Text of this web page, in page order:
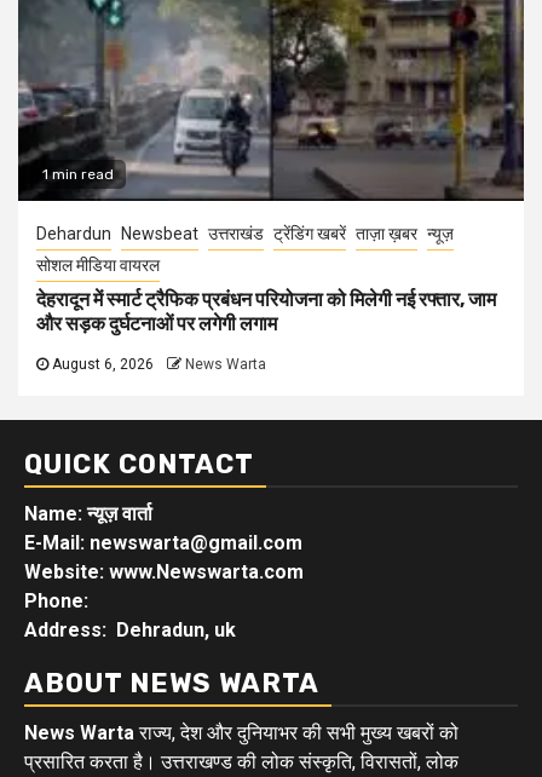
1 min read
Dehardun Newsbeat उत्तराखंड ट्रेंडिंग खबरें ताज़ा ख़बर न्यूज़
सोशल मीडिया वायरल
देहरादून में स्मार्ट ट्रैफिक प्रबंधन परियोजना को मिलेगी नई रफ्तार, जाम
और सड़क दुर्घटनाओं पर लगेगी लगाम
August 6, 2026 News Warta
QUICK CONTACT
Name: न्यूज़ वार्ता
E-Mail: newswarta@gmail.com
Website: www.Newswarta.com
Phone:
Address: Dehradun, uk
ABOUT NEWS WARTA
News Wartaराज्य, देश और दुनियाभर की सभी मुख्य खबरों को
प्रसारित करता है। उत्तराखण्ड की लोक संस्कृति, विरासतों, लोक